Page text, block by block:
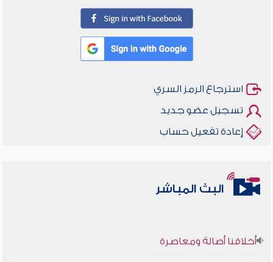
استرجاع الرمز السري
تسجيل عضو جديد
إعادة تفعيل حساب
البث المباشر
أخلاقنا أصالة ومعاصرة